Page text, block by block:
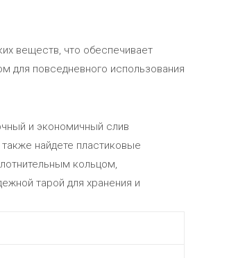
веществ, что обеспечивает
для повседневного использования
и экономичный слив
найдете пластиковые
кольцом,
тарой для хранения и